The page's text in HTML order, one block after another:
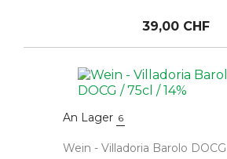
39,00 CHF
An Lager 6
Wein - Villadoria Barolo